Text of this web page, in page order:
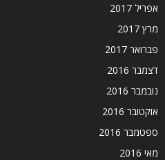
אפריל 2017
מרץ 2017
פברואר 2017
דצמבר 2016
נובמבר 2016
אוקטובר 2016
ספטמבר 2016
מאי 2016